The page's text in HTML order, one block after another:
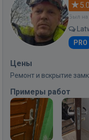
5.0
Был на
PRO
Цены
Ремонт и вскрытие
Примеры работ